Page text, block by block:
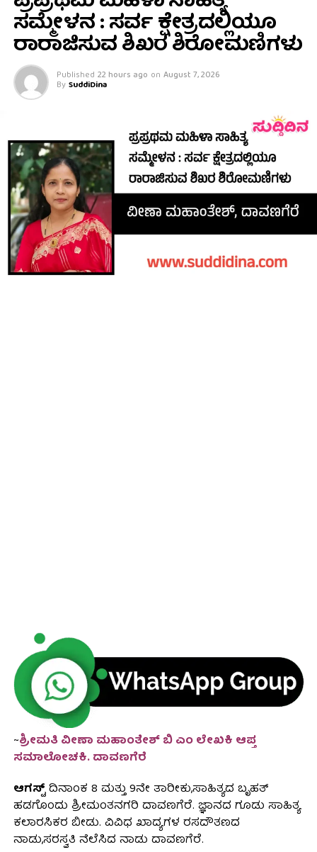
ಸಮ್ಮೇಳನ : ಸರ್ವ ಕ್ಷೇತ್ರದಲ್ಲಿಯೂ
ರಾರಾಜಿಸುವ ಶಿಖರ ಶಿರೋಮಣಿಗಳು
Published 22 hours ago on August 7, 2026
By SuddiDina
~ಶ್ರೀಮತಿ ವೀಣಾ ಮಹಾಂತೇಶ್ ಬಿ ಎಂ ಲೇಖಕಿ ಆಪ್ತ
ಸಮಾಲೋಚಕಿ. ದಾವಣಗೆರೆ
ಆಗಸ್ಟ್ದಿನಾಂಕ 8 ಮತ್ತು 9ನೇ ತಾರೀಕು,ಸಾಹಿತ್ಯದ ಬೃಹತ್
ಹಡಗೊಂದು ಶ್ರೀಮಂತನಗರಿ ದಾವಣಗೆರೆ. ಜ್ಞಾನದ ಗೂಡು ಸಾಹಿತ್ಯ
ಕಲಾರಸಿಕರ ಬೀಡು. ವಿವಿಧ ಖಾದ್ಯಗಳ ರಸದೌತಣದ
ನಾಡು,ಸರಸ್ವತಿ ನೆಲೆಸಿದ ನಾಡು ದಾವಣಗೆರೆ.